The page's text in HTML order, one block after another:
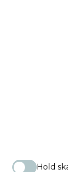
Hold